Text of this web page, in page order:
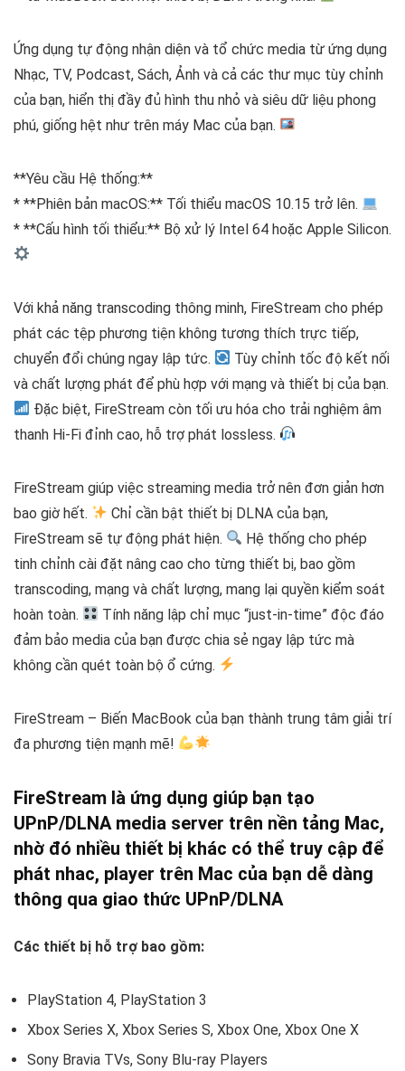
Ứng dụng tự động nhận diện và tổ chức media từ ứng dụng
Nhạc, TV, Podcast, Sách, Ảnh và cả các thư mục tùy chỉnh
của bạn, hiển thị đầy đủ hình thu nhỏ và siêu dữ liệu phong
phú, giống hệt như trên máy Mac của bạn.
**Yêu cầu Hệ thống:**
* **Phiên bản macOS:** Tối thiểu macOS 10.15 trở lên.
* **Cấu hình tối thiểu:** Bộ xử lý Intel 64 hoặc Apple Silicon.
Với khả năng transcoding thông minh, FireStream cho phép
phát các tệp phương tiện không tương thích trực tiếp,
chuyển đổi chúng ngay lập tức.
Tùy chỉnh tốc độ kết nối
và chất lượng phát để phù hợp với mạng và thiết bị của bạn.
Đặc biệt, FireStream còn tối ưu hóa cho trải nghiệm âm
thanh Hi-Fi đỉnh cao, hỗ trợ phát lossless.
FireStream giúp việc streaming media trở nên đơn giản hơn
bao giờ hết.
Chỉ cần bật thiết bị DLNA của bạn,
FireStream sẽ tự động phát hiện.
Hệ thống cho phép
tinh chỉnh cài đặt nâng cao cho từng thiết bị, bao gồm
transcoding, mạng và chất lượng, mang lại quyền kiểm soát
hoàn toàn.
Tính năng lập chỉ mục “just-in-time” độc đáo
đảm bảo media của bạn được chia sẻ ngay lập tức mà
không cần quét toàn bộ ổ cứng.
FireStream – Biến MacBook của bạn thành trung tâm giải trí
đa phương tiện mạnh mẽ!
FireStream là ứng dụng giúp bạn tạo
UPnP/DLNA media server trên nền tảng Mac,
nhờ đó nhiều thiết bị khác có thể truy cập để
phát nhac, player trên Mac của bạn dễ dàng
thông qua giao thức UPnP/DLNA
Các thiết bị hỗ trợ bao gồm:
PlayStation 4, PlayStation 3
Xbox Series X, Xbox Series S, Xbox One, Xbox One X
Sony Bravia TVs, Sony Blu-ray Players